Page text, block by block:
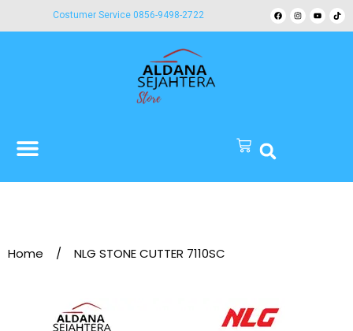
Costumer Service 0856-9498-2722
Home / NLG STONE CUTTER 7110SC